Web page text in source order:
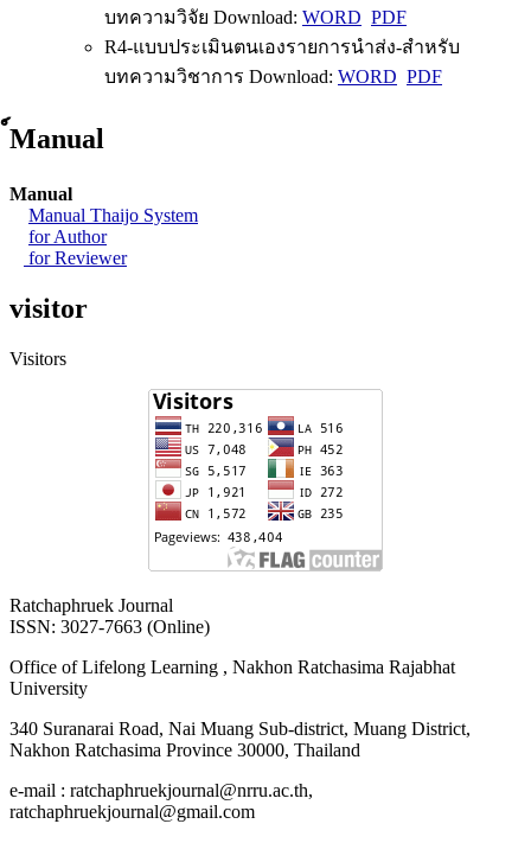
บทความวิจัย Download: WORD PDF
R4-แบบประเมินตนเองรายการนำส่ง-สำหรับ
บทความวิชาการ Download: WORD PDF
์Manual
Manual
Manual Thaijo System
for Author
for Reviewer
visitor
Visitors
Ratchaphruek Journal
ISSN: 3027-7663 (Online)
Office of Lifelong Learning , Nakhon Ratchasima Rajabhat
University
340 Suranarai Road, Nai Muang Sub-district, Muang District,
Nakhon Ratchasima Province 30000, Thailand
e-mail : ratchaphruekjournal@nrru.ac.th,
ratchaphruekjournal@gmail.com